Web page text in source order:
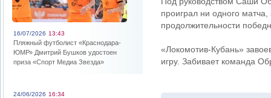
16/07/2026 13:43
Пляжный футболист «Краснодара-
ЮМР» Дмитрий Бушков удостоен
приза «Спорт Медиа Звезда»
24/06/2026 16:34
проиграл ни одного
продолжительности
«Локомотив-Кубань»
игру. Забивает команда